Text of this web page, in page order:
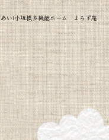
|小規模多機能ホーム よろず庵